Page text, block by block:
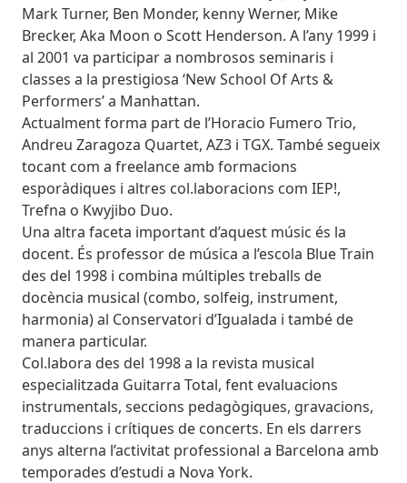
Mark Turner, Ben Monder, kenny Werner, Mike
Brecker, Aka Moon o Scott Henderson. A l’any 1999 i
al 2001 va participar a nombrosos seminaris i
classes a la prestigiosa ‘New School Of Arts &
Performers’ a Manhattan.
Actualment forma part de l’Horacio Fumero Trio,
Andreu Zaragoza Quartet, AZ3 i TGX. També segueix
tocant com a freelance amb formacions
esporàdiques i altres col.laboracions com IEP!,
Trefna o Kwyjibo Duo.
Una altra faceta important d’aquest músic és la
docent. És professor de música a l’escola Blue Train
des del 1998 i combina múltiples treballs de
docència musical (combo, solfeig, instrument,
harmonia) al Conservatori d’Igualada i també de
manera particular.
Col.labora des del 1998 a la revista musical
especialitzada Guitarra Total, fent evaluacions
instrumentals, seccions pedagògiques, gravacions,
traduccions i crítiques de concerts. En els darrers
anys alterna l’activitat professional a Barcelona amb
temporades d’estudi a Nova York.